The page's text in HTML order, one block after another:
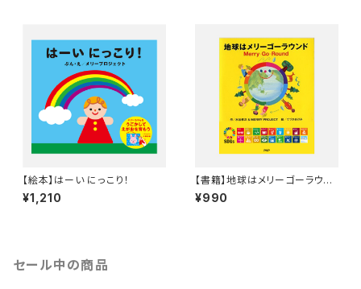
【絵本】はーい にっこり！
¥1,210
【書籍】地球はメリーゴーラウン
ド
¥990
セール中の商品